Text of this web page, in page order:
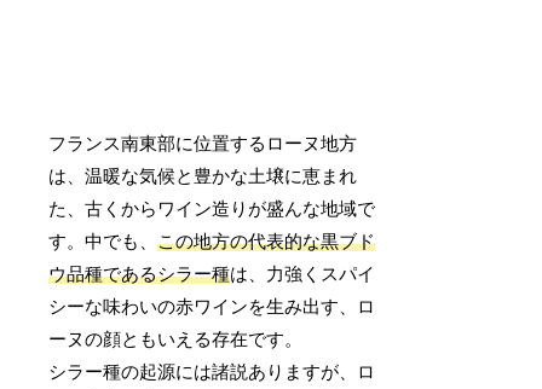
フランス南東部に位置するローヌ地方
は、温暖な気候と豊かな土壌に恵まれ
た、古くからワイン造りが盛んな地域で
す。中でも、この地方の代表的な黒ブド
ウ品種であるシラー種は、力強くスパイ
シーな味わいの赤ワインを生み出す、ロ
ーヌの顔ともいえる存在です。
シラー種の起源には諸説ありますが、ロ